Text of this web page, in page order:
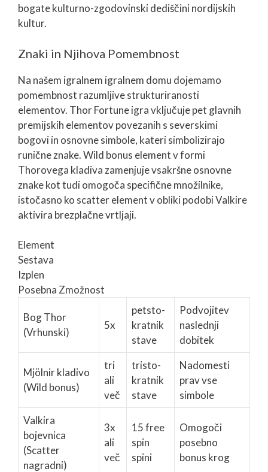
bogate kulturno-zgodovinski dediščini nordijskih
kultur.
Znaki in Njihova Pomembnost
Na našem igralnem igralnem domu dojemamo
pomembnost razumljive strukturiranosti
elementov. Thor Fortune igra vključuje pet glavnih
premijskih elementov povezanih s severskimi
bogovi in osnovne simbole, kateri simbolizirajo
runične znake. Wild bonus element v formi
Thorovega kladiva zamenjuje vsakršne osnovne
znake kot tudi omogoča specifične množilnike,
istočasno ko scatter element v obliki podobi Valkire
aktivira brezplačne vrtljaji.
Element
Sestava
Izplen
Posebna Zmožnost
Bog Thor
(Vrhunski)
5x
petsto-
kratnik
stave
Podvojitev
naslednji
dobitek
Mjölnir kladivo
(Wild bonus)
tri
ali
več
tristo-
kratnik
stave
Nadomesti
prav vse
simbole
Valkira
bojevnica
(Scatter
nagradni)
3x
ali
več
15 free
spin
spini
Omogoči
posebno
bonus krog